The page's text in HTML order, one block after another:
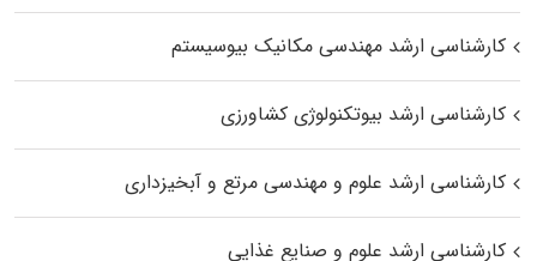
کارشناسی ارشد مهندسی مکانیک بیوسیستم
کارشناسی ارشد بیوتکنولوژی کشاورزی
کارشناسی ارشد علوم و مهندسی مرتع و آبخیزداری
کارشناسی ارشد علوم و صنایع غذایی